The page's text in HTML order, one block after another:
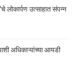
लोकार्पण उत्साहात संपन्न
अधिकाऱ्यांच्या आयडी